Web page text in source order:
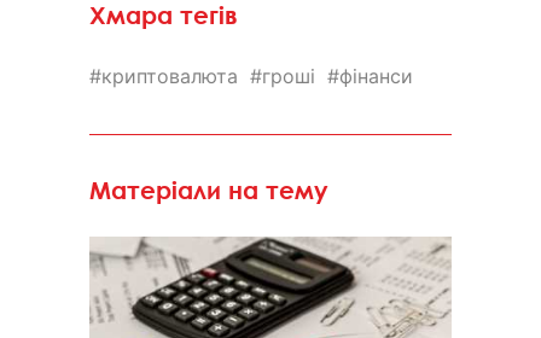
Хмара тегів
криптовалюта гроші фінанси
Матеріали на тему